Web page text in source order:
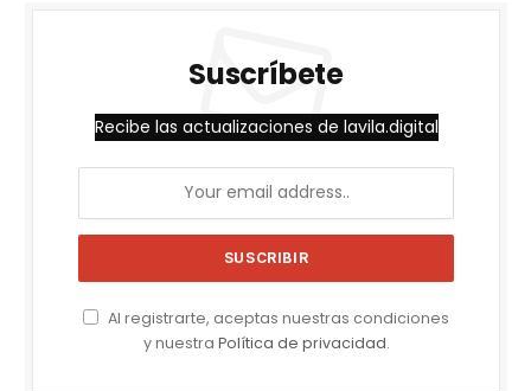
Suscríbete
Recibe las actualizaciones de lavila.digital
Al registrarte, aceptas nuestras condiciones
y nuestra Política de privacidad.